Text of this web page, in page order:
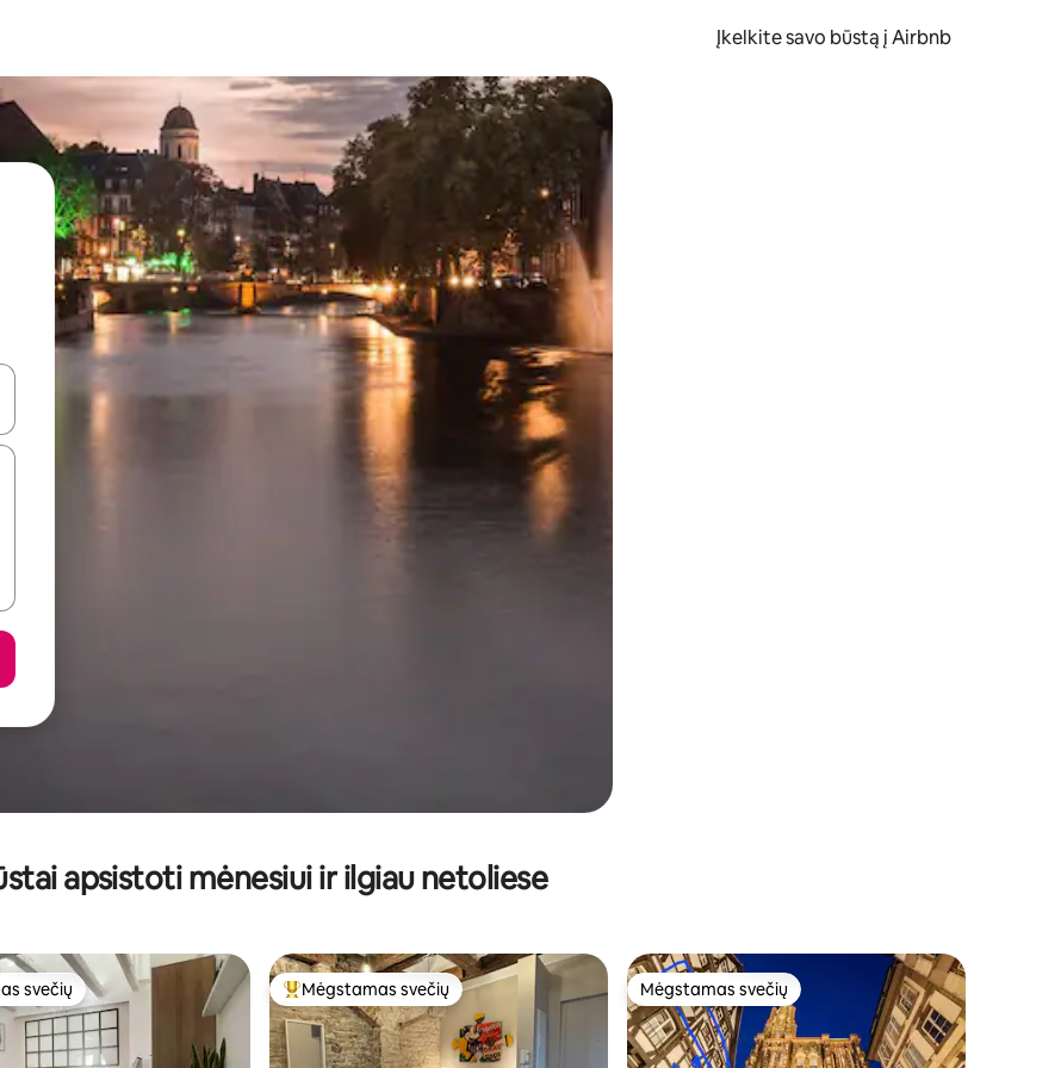
Įkelkite savo būstą į Airbnb
rodykles aukštyn ir žemyn arba liesdami ir braukdami per ekraną.
apsistoti mėnesiui ir ilgiau netoliese
svečių
svečių Svečių mėgstamiausias
Mėgstamas svečių Mėgstamas svečių
Mėgstamas svečių